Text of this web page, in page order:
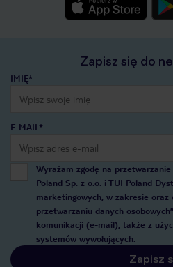
Zapisz się do
IMIĘ*
E-MAIL*
Wyrażam zgodę na
Poland Sp. z o.o. i TUI Poland
marketingowych, w zakresie oraz
przetwarzaniu danych osobowych”
komunikacji (e-mail), także z
systemów wywołujących.
Zapisz